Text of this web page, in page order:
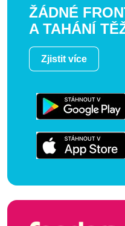
ŽÁDNÉ
A TAHÁNÍ
Zjistit více